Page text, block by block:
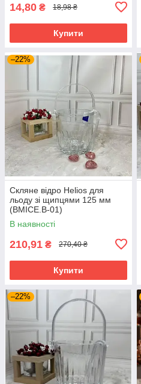
14,80 ₴ 18,98 ₴
Купити
–22%
Скляне відро Helios для
льоду зі щипцями 125 мм
(BMICE.B-01)
В наявності
210,91 ₴ 270,40 ₴
Купити
–22%